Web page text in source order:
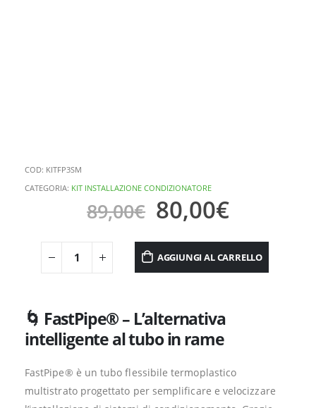
COD: KITFP3SM
CATEGORIA: KIT INSTALLAZIONE CONDIZIONATORE
89,00€ 80,00€
AGGIUNGI AL CARRELLO
🌀 FastPipe® – L’alternativa
intelligente al tubo in rame
FastPipe® è un tubo flessibile termoplastico
multistrato progettato per semplificare e velocizzare